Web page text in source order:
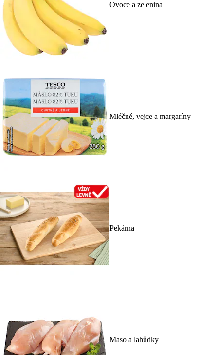
Ovoce a zelenina
Mléčné, vejce a margaríny
Pekárna
Maso a lahůdky